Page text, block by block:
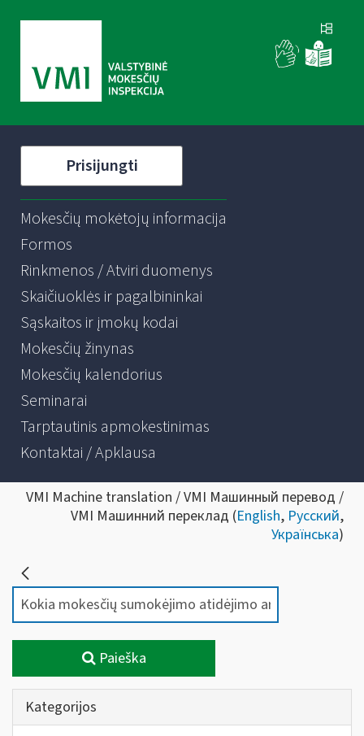
Prisijungti
Mokesčių mokėtojų informacija
Formos
Rinkmenos / Atviri duomenys
Skaičiuoklės ir pagalbininkai
Sąskaitos ir įmokų kodai
Mokesčių žinynas
Mokesčių kalendorius
Seminarai
Tarptautinis apmokestinimas
Kontaktai / Apklausa
VMI Machine translation / VMI Машинный перевод /
VMI Машинний переклад (English, Русский,
Українська)
Paieška
Kategorijos